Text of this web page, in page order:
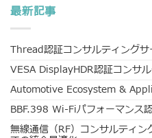
最新記事
Thread認証コンサルティングサ
VESA DisplayHDR認証コンサ
Automotive Ecosystem &
BBF.398 Wi-Fiパフォーマンス
無線通信（RF）コンサルティ